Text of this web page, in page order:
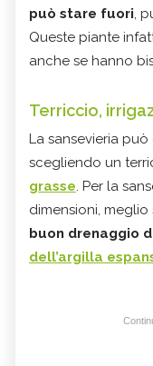
può stare fuori,
Queste piante
anche se hanno
Terriccio,
La sansevieria può
scegliendo un
grasse. Per la
dimensioni,
buon drenaggio
dell’argilla